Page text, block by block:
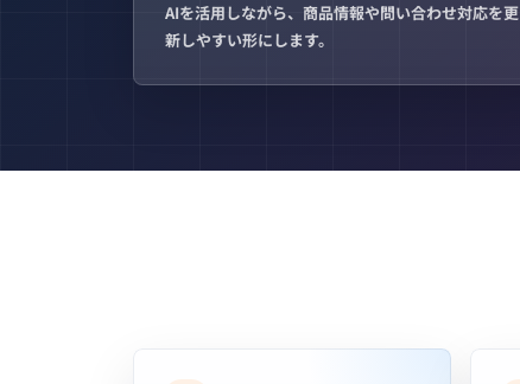
AIを活用しながら、商品情報や問い合わせ対応を更
新しやすい形にします。